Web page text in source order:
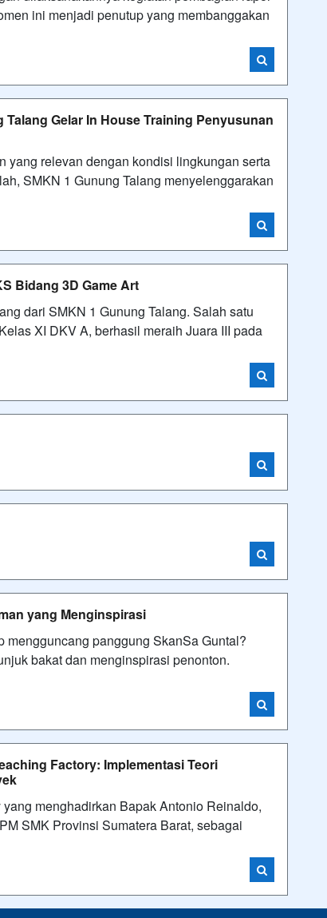
ini menjadi penutup yang membanggakan
Gelar In House Training Penyusunan
yang relevan dengan kondisi lingkungan serta
SMKN 1 Gunung Talang menyelenggarakan
Bidang 3D Game Art
dari SMKN 1 Gunung Talang. Salah satu
XI DKV A, berhasil meraih Juara III pada
yang Menginspirasi
panggung SkanSa Guntal?
bakat dan menginspirasi penonton.
Factory: Implementasi Teori
menghadirkan Bapak Antonio Reinaldo,
SMK Provinsi Sumatera Barat, sebagai